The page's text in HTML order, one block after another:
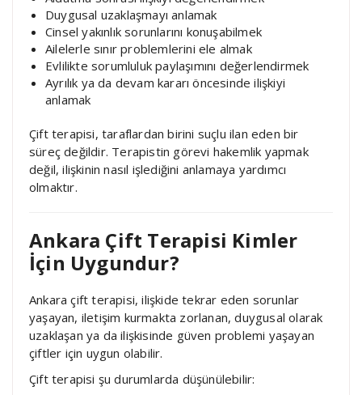
Duygusal uzaklaşmayı anlamak
Cinsel yakınlık sorunlarını konuşabilmek
Ailelerle sınır problemlerini ele almak
Evlilikte sorumluluk paylaşımını değerlendirmek
Ayrılık ya da devam kararı öncesinde ilişkiyi
anlamak
Çift terapisi, taraflardan birini suçlu ilan eden bir
süreç değildir. Terapistin görevi hakemlik yapmak
değil, ilişkinin nasıl işlediğini anlamaya yardımcı
olmaktır.
Ankara Çift Terapisi Kimler
İçin Uygundur?
Ankara çift terapisi, ilişkide tekrar eden sorunlar
yaşayan, iletişim kurmakta zorlanan, duygusal olarak
uzaklaşan ya da ilişkisinde güven problemi yaşayan
çiftler için uygun olabilir.
Çift terapisi şu durumlarda düşünülebilir: